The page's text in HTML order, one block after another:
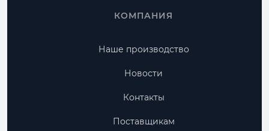
КОМПАНИЯ
Наше производство
Новости
Контакты
Поставщикам